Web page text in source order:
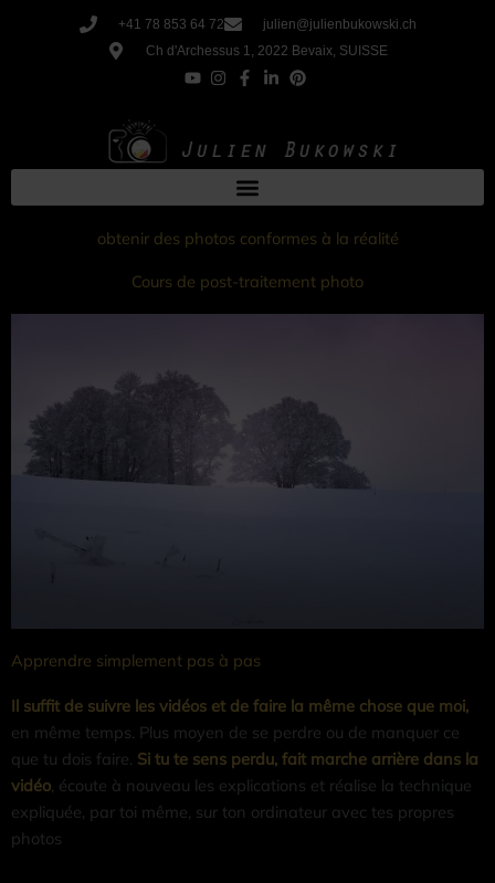
+41 78 853 64 72
julien@julienbukowski.ch
Ch d'Archessus 1, 2022 Bevaix, SUISSE
obtenir des photos conformes à la réalité
Cours de post-traitement photo
Apprendre simplement pas à pas
Il suffit de suivre les vidéos et de faire la même chose que moi,
en même temps. Plus moyen de se perdre ou de manquer ce
que tu dois faire. Si tu te sens perdu, fait marche arrière dans la
vidéo , écoute à nouveau les explications et réalise la technique
expliquée, par toi même, sur ton ordinateur avec tes propres
photos